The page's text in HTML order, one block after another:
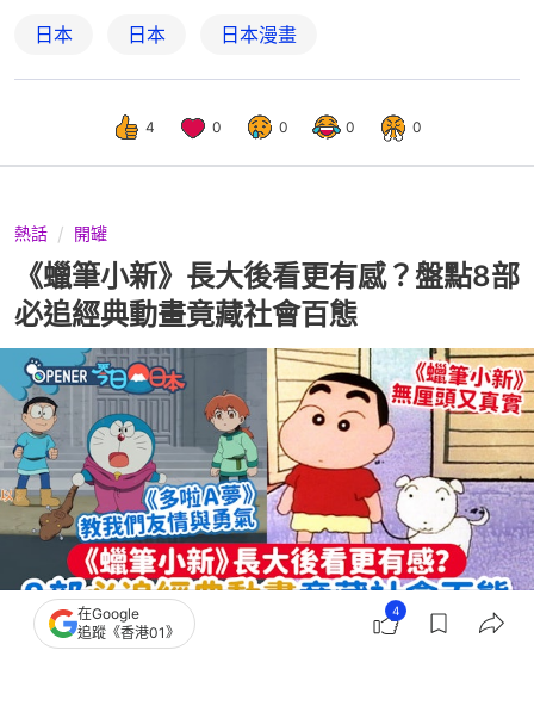
4 0 0 0 0
熱話 開罐
《蠟筆小新》長大後看更有感？盤點8部
必追經典動畫竟藏社會百態
在Google
追蹤《香港01》
4